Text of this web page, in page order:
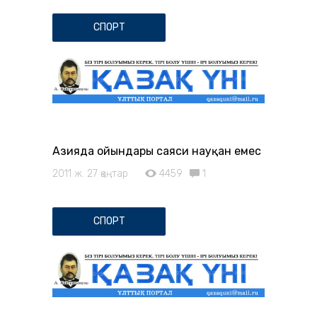
СПОРТ
Азияда ойындары саяси науқан емес
2011 ж. 27 қаңтар 4459 1
СПОРТ